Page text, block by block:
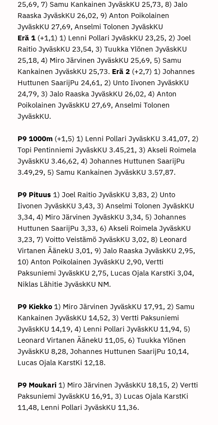
25,69, 7) Samu Kankainen JyväskKU 25,73, 8) Jalo
Raaska JyväskKU 26,02, 9) Anton Poikolainen
JyväskKU 27,69, Anselmi Tolonen JyväskKU
Erä 1(+1,1) 1) Lenni Pollari JyväskKU 23,25, 2) Joel
Raitio JyväskKU 23,54, 3) Tuukka Ylönen JyväskKU
25,18, 4) Miro Järvinen JyväskKU 25,69, 5) Samu
Kankainen JyväskKU 25,73. Erä 2(+2,7) 1) Johannes
Huttunen SaarijPu 24,61, 2) Unto Iivonen JyväskKU
24,79, 3) Jalo Raaska JyväskKU 26,02, 4) Anton
Poikolainen JyväskKU 27,69, Anselmi Tolonen
JyväskKU.
P9 1000m(+1,5) 1) Lenni Pollari JyväskKU 3.41,07, 2)
Topi Pentinniemi JyväskKU 3.45,21, 3) Akseli Roimela
JyväskKU 3.46,62, 4) Johannes Huttunen SaarijPu
3.49,29, 5) Samu Kankainen JyväskKU 3.57,87.
P9 Pituus 1) Joel Raitio JyväskKU 3,83, 2) Unto
Iivonen JyväskKU 3,43, 3) Anselmi Tolonen JyväskKU
3,34, 4) Miro Järvinen JyväskKU 3,34, 5) Johannes
Huttunen SaarijPu 3,33, 6) Akseli Roimela JyväskKU
3,23, 7) Voitto Veistämö JyväskKU 3,02, 8) Leonard
Virtanen ÄänekU 3,01, 9) Jalo Raaska JyväskKU 2,95,
10) Anton Poikolainen JyväskKU 2,90, Vertti
Paksuniemi JyväskKU 2,75, Lucas Ojala KarstKi 3,04,
Niklas Lähitie JyväskKU NM.
P9 Kiekko1) Miro Järvinen JyväskKU 17,91, 2) Samu
Kankainen JyväskKU 14,52, 3) Vertti Paksuniemi
JyväskKU 14,19, 4) Lenni Pollari JyväskKU 11,94, 5)
Leonard Virtanen ÄänekU 11,05, 6) Tuukka Ylönen
JyväskKU 8,28, Johannes Huttunen SaarijPu 10,14,
Lucas Ojala KarstKi 12,18.
P9 Moukari1) Miro Järvinen JyväskKU 18,15, 2) Vertti
Paksuniemi JyväskKU 16,91, 3) Lucas Ojala KarstKi
11,48, Lenni Pollari JyväskKU 11,36.